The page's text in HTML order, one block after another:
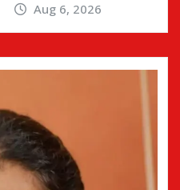
Aug 6, 2026